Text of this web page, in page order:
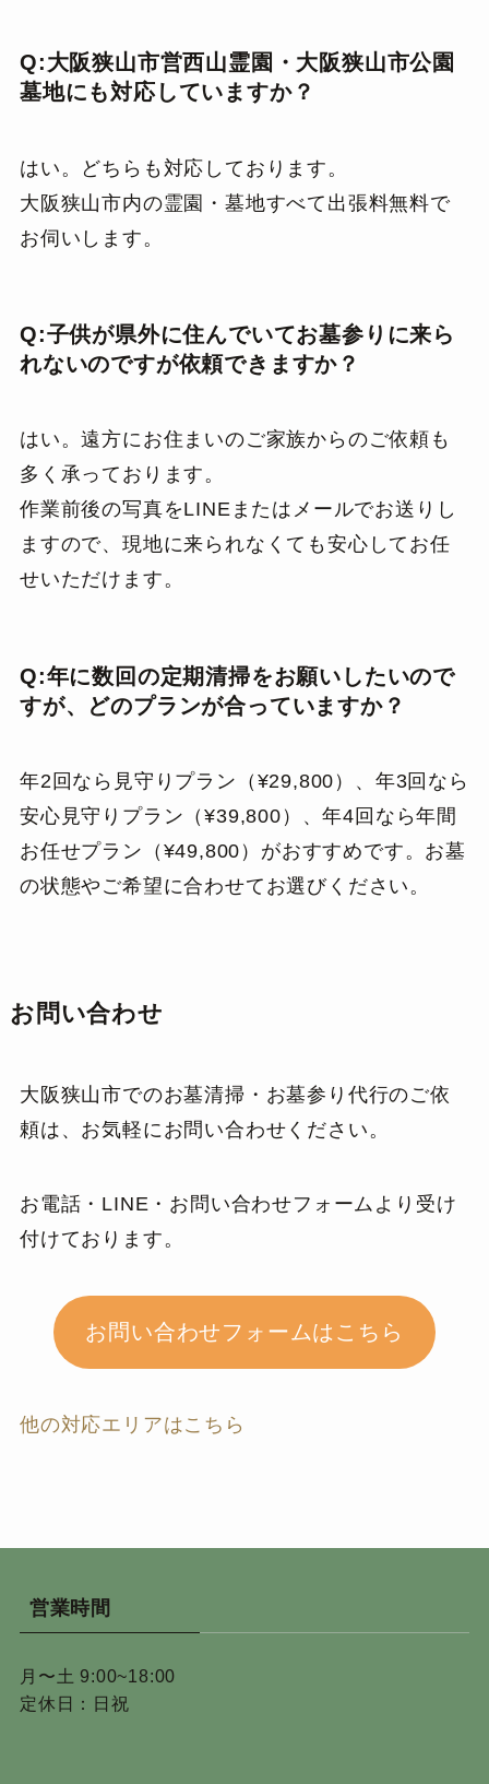
Q:大阪狭山市営西山霊園・大阪狭山市公園
墓地にも対応していますか？
はい。どちらも対応しております。
大阪狭山市内の霊園・墓地すべて出張料無料で
お伺いします。
Q:子供が県外に住んでいてお墓参りに来ら
れないのですが依頼できますか？
はい。遠方にお住まいのご家族からのご依頼も
多く承っております。
作業前後の写真をLINEまたはメールでお送りし
ますので、現地に来られなくても安心してお任
せいただけます。
Q:年に数回の定期清掃をお願いしたいので
すが、どのプランが合っていますか？
年2回なら見守りプラン（¥29,800）、年3回なら
安心見守りプラン（¥39,800）、年4回なら年間
お任せプラン（¥49,800）がおすすめです。お墓
の状態やご希望に合わせてお選びください。
お問い合わせ
大阪狭山市でのお墓清掃・お墓参り代行のご依
頼は、お気軽にお問い合わせください。
お電話・LINE・お問い合わせフォームより受け
付けております。
お問い合わせフォームはこちら
他の対応エリアはこちら
営業時間
月〜土 9:00~18:00
定休日：日祝